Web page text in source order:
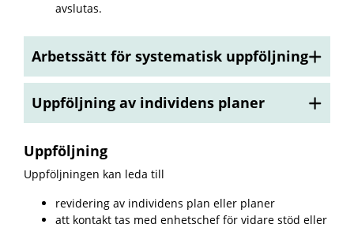
avslutas.
Arbetssätt för systematisk uppföljning
Uppföljning av individens planer
Uppföljning
Uppföljningen kan leda till
revidering av individens plan eller planer
att kontakt tas med enhetschef för vidare stöd eller